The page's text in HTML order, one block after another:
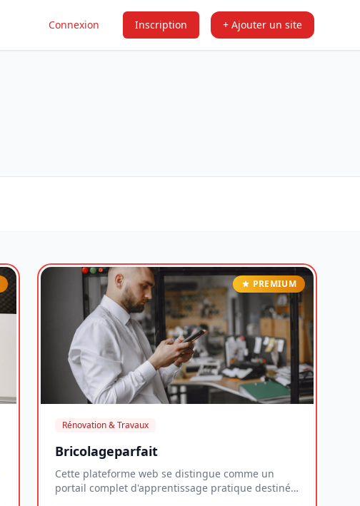
Connexion Inscription + Ajouter un site
PREMIUM
Rénovation & Travaux
Bricolageparfait
Cette plateforme web se distingue comme un
portail complet d'apprentissage pratique destiné